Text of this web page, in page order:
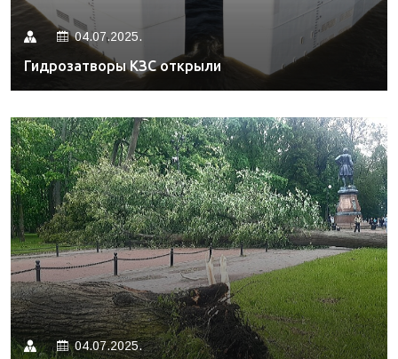
04.07.2025.
Гидрозатворы КЗС открыли
04.07.2025.